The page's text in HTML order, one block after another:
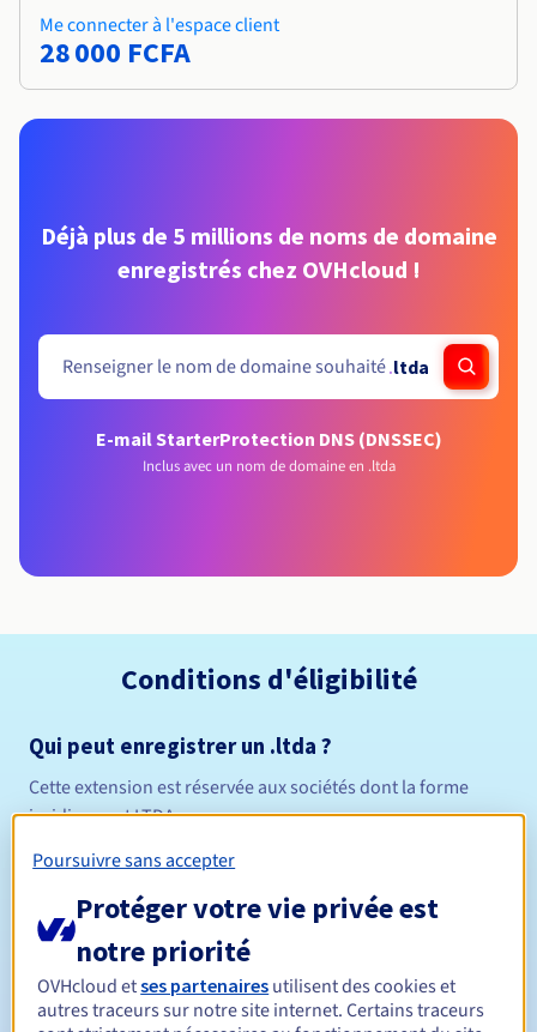
Me connecter à l'espace client
28 000 FCFA
Déjà plus de 5 millions de noms de domaine
enregistrés chez OVHcloud !
.ltda
E-mail StarterProtection DNS (DNSSEC)
Inclus avec un nom de domaine en .ltda
Conditions d'éligibilité
Qui peut enregistrer un .ltda ?
Cette extension est réservée aux sociétés dont la forme
juridique est LTDA.
Durée de réservation Entre 1 et 10 ans
Durée de renouvellement Entre 1 et 10 ans
Poursuivre sans accepter
Protéger votre vie privée est
notre priorité
OVHcloud etses partenaires utilisent des cookies et
autres traceurs sur notre site internet. Certains traceurs